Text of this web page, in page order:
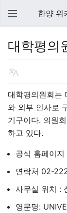
한양 위
대학평의
대학평의원회는
와 외부 인사로
기구이다. 의원
하고 있다.
공식 홈페이지
연락처 02-
사무실 위치 :
영문명: